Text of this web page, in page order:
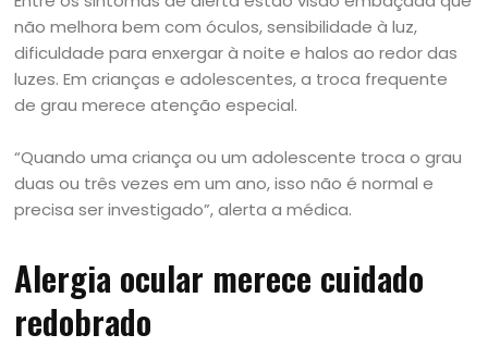
não melhora bem com óculos, sensibilidade à luz,
dificuldade para enxergar à noite e halos ao redor das
luzes. Em crianças e adolescentes, a troca frequente
de grau merece atenção especial.
“Quando uma criança ou um adolescente troca o grau
duas ou três vezes em um ano, isso não é normal e
precisa ser investigado”, alerta a médica.
Alergia ocular merece cuidado
redobrado